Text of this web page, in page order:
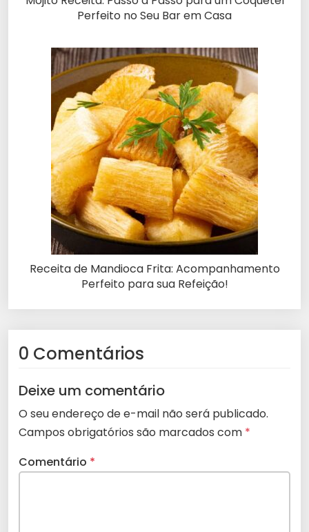
Perfeito no Seu Bar em Casa
Receita de Mandioca Frita: Acompanhamento
Perfeito para sua Refeição!
0 Comentários
Deixe um comentário
O seu endereço de e-mail não será publicado.
Campos obrigatórios são marcados com *
Comentário *